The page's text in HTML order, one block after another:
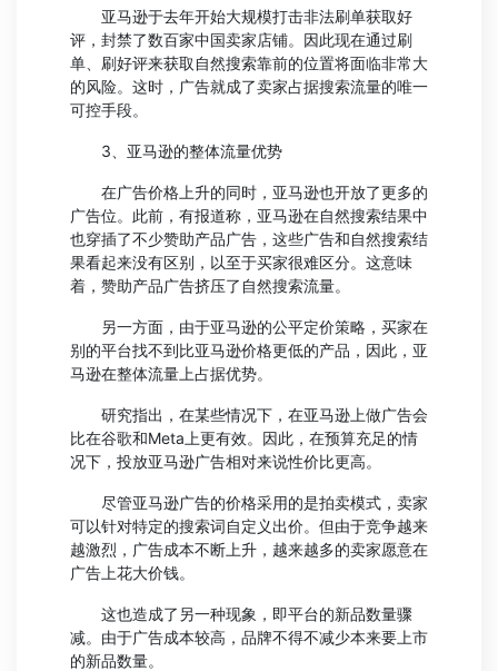
亚马逊于去年开始大规模打击非法刷单获取好
评，封禁了数百家中国卖家店铺。因此现在通过刷
单、刷好评来获取自然搜索靠前的位置将面临非常大
的风险。这时，广告就成了卖家占据搜索流量的唯一
可控手段。
3、亚马逊的整体流量优势
在广告价格上升的同时，亚马逊也开放了更多的
广告位。此前，有报道称，亚马逊在自然搜索结果中
也穿插了不少赞助产品广告，这些广告和自然搜索结
果看起来没有区别，以至于买家很难区分。这意味
着，赞助产品广告挤压了自然搜索流量。
另一方面，由于亚马逊的公平定价策略，买家在
别的平台找不到比亚马逊价格更低的产品，因此，亚
马逊在整体流量上占据优势。
研究指出，在某些情况下，在亚马逊上做广告会
比在谷歌和Meta上更有效。因此，在预算充足的情
况下，投放亚马逊广告相对来说性价比更高。
尽管亚马逊广告的价格采用的是拍卖模式，卖家
可以针对特定的搜索词自定义出价。但由于竞争越来
越激烈，广告成本不断上升，越来越多的卖家愿意在
广告上花大价钱。
这也造成了另一种现象，即平台的新品数量骤
减。由于广告成本较高，品牌不得不减少本来要上市
的新品数量。